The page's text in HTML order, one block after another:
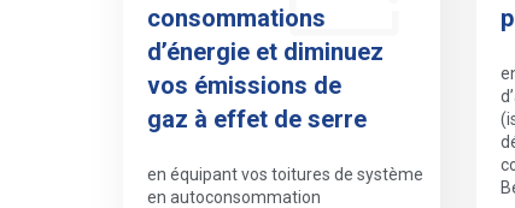
consommations
d’énergie et diminuez
vos émissions de
gaz à effet de serre
en équipant vos toitures de système
en autoconsommation